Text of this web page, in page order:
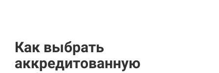
Как выбрать
аккредитованную